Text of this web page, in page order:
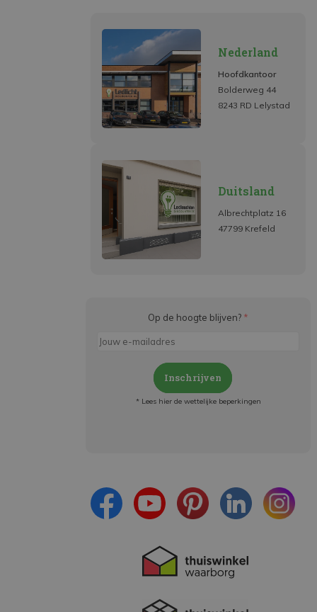
Nederland
Hoofdkantoor
Bolderweg 44
8243 RD Lelystad
Duitsland
Albrechtplatz 16
47799 Krefeld
Op de hoogte blijven? *
Inschrijven
* Lees hier de wettelijke beperkingen